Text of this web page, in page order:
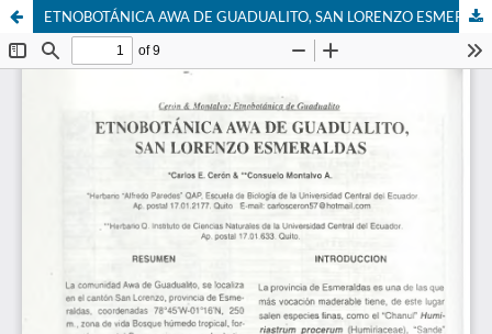
ETNOBOTÁNICA AWA DE GUADUALITO, SAN LORENZO ESMERALDAS